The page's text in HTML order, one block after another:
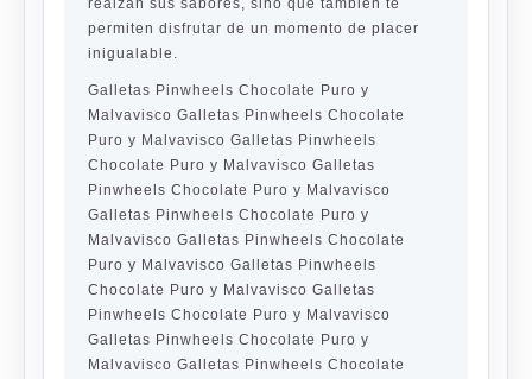
realzan sus sabores, sino que también te
permiten disfrutar de un momento de placer
inigualable.
Galletas Pinwheels Chocolate Puro y
Malvavisco Galletas Pinwheels Chocolate
Puro y Malvavisco Galletas Pinwheels
Chocolate Puro y Malvavisco Galletas
Pinwheels Chocolate Puro y Malvavisco
Galletas Pinwheels Chocolate Puro y
Malvavisco Galletas Pinwheels Chocolate
Puro y Malvavisco Galletas Pinwheels
Chocolate Puro y Malvavisco Galletas
Pinwheels Chocolate Puro y Malvavisco
Galletas Pinwheels Chocolate Puro y
Malvavisco Galletas Pinwheels Chocolate